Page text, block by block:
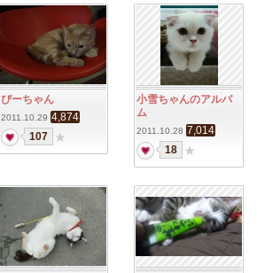
ぴーちゃん
2011.10.29 4,874
107
小雪ちゃんのアルバ
ム
2011.10.28 7,014
18